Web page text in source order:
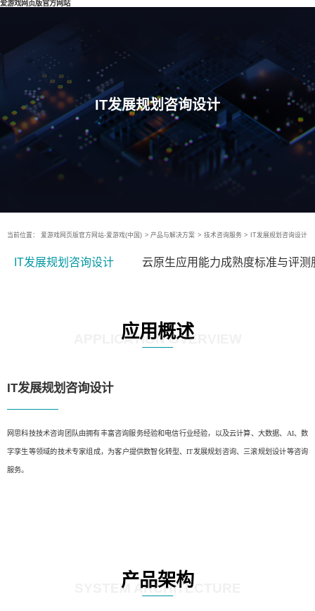
爱游戏网页版官方网站
IT发展规划咨询设计
当前位置： 爱游戏网页版官方网站-爱游戏(中国) > 产品与解决方案 > 技术咨询服务 > IT发展规划咨询设计
IT发展规划咨询设计 云原生应用能力成熟度标准与评测
应用概述
APPLICATION OVERVIEW
IT发展规划咨询设计
网思科技技术咨询团队由拥有丰富咨询服务经验和电信行业经验，以及云计算、大数据、AI、数
字孪生等领域的技术专家组成，为客户提供数智化转型、IT发展规划咨询、三滚规划设计等咨询
服务。
产品架构
SYSTEM ARCHITECTURE